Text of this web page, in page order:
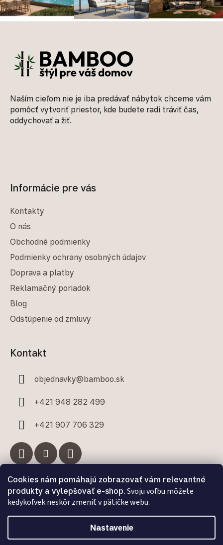
Cookies nám pomáhajú zobrazovať vám relevantné
produkty a vylepšovať e-shop. Svoju voľbu môžete
kedykoľvek neskôr zmeniť v pätičke webu.
Nastavenie
Naším cieľom nie je iba predávať nábytok chceme vám
pomôcť vytvoriť priestor, kde budete radi tráviť čas,
oddychovať a žiť.
Informácie pre vás
Kontakty
O nás
Obchodné podmienky
Podmienky ochrany osobných údajov
Doprava a platby
Reklamačný poriadok
Blog
Odstúpenie od zmluvy
Kontakt
objednavky@bamboo.sk
+421 948 282 499
+421 907 706 329
Facebook